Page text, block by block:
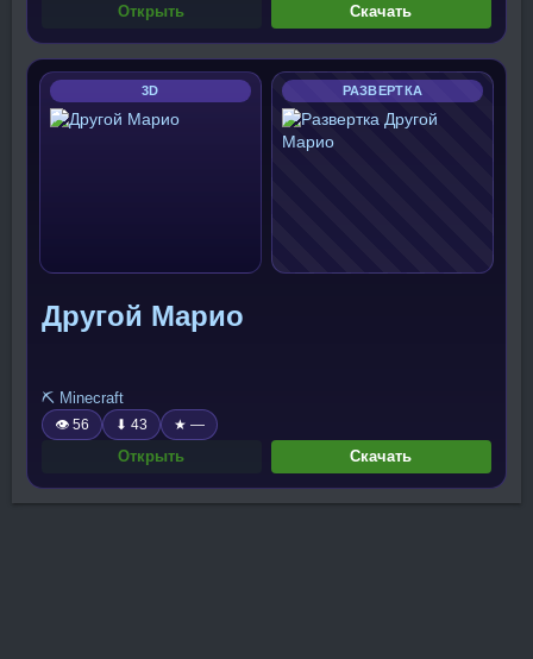
Открыть Скачать
3D РАЗВЕРТКА
Другой Марио
⛏️ Minecraft
👁 56 ⬇ 43 ★ —
Открыть Скачать